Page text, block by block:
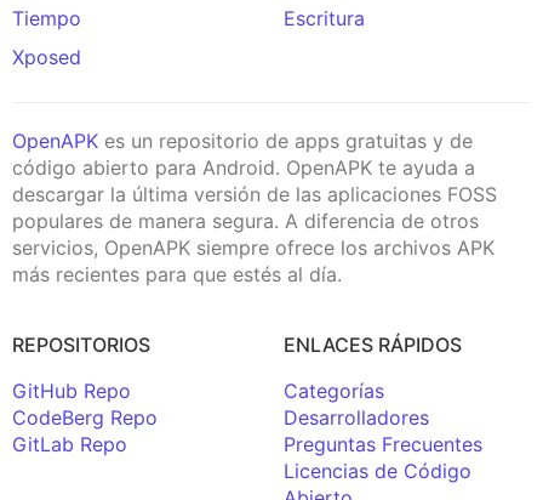
Tiempo
Escritura
Xposed
OpenAPK es un repositorio de apps gratuitas y de
código abierto para Android. OpenAPK te ayuda a
descargar la última versión de las aplicaciones FOSS
populares de manera segura. A diferencia de otros
servicios, OpenAPK siempre ofrece los archivos APK
más recientes para que estés al día.
REPOSITORIOS
GitHub Repo
CodeBerg Repo
GitLab Repo
ENLACES RÁPIDOS
Categorías
Desarrolladores
Preguntas Frecuentes
Licencias de Código